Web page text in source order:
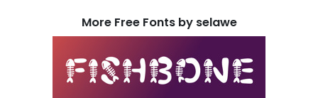
More Free Fonts by selawe